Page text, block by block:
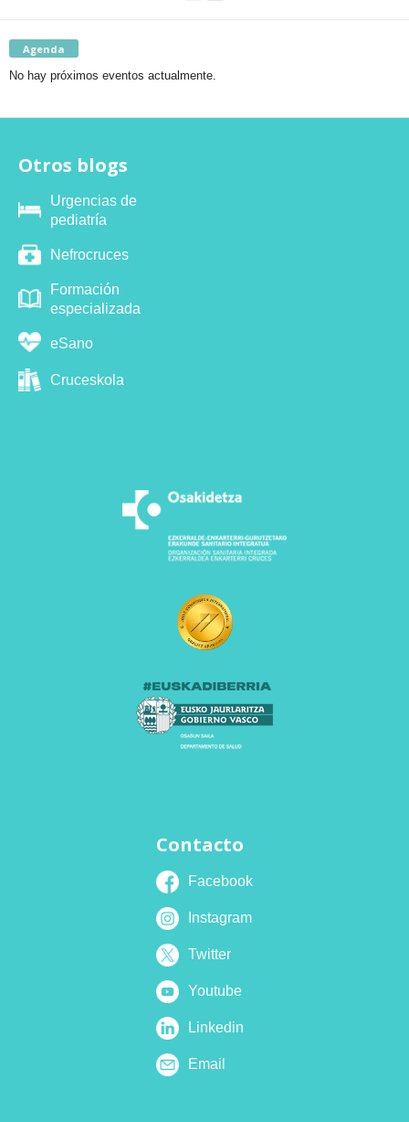
Agenda
No hay próximos eventos actualmente.
Otros blogs
Urgencias de
pediatría
Nefrocruces
Formación
especializada
eSano
Cruceskola
Contacto
Facebook
Instagram
Twitter
Youtube
Linkedin
Email